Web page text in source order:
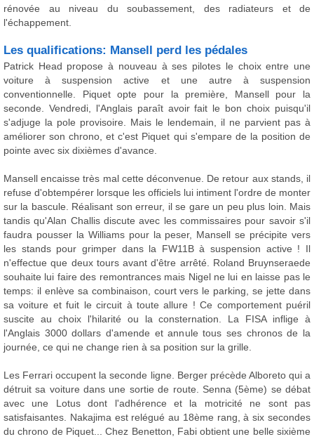
rénovée au niveau du soubassement, des radiateurs et de
l'échappement.
Les qualifications: Mansell perd les pédales
Patrick Head propose à nouveau à ses pilotes le choix entre une
voiture à suspension active et une autre à suspension
conventionnelle. Piquet opte pour la première, Mansell pour la
seconde. Vendredi, l'Anglais paraît avoir fait le bon choix puisqu'il
s'adjuge la pole provisoire. Mais le lendemain, il ne parvient pas à
améliorer son chrono, et c'est Piquet qui s'empare de la position de
pointe avec six dixièmes d'avance.
Mansell encaisse très mal cette déconvenue. De retour aux stands, il
refuse d'obtempérer lorsque les officiels lui intiment l'ordre de monter
sur la bascule. Réalisant son erreur, il se gare un peu plus loin. Mais
tandis qu'Alan Challis discute avec les commissaires pour savoir s'il
faudra pousser la Williams pour la peser, Mansell se précipite vers
les stands pour grimper dans la FW11B à suspension active ! Il
n'effectue que deux tours avant d'être arrêté. Roland Bruynseraede
souhaite lui faire des remontrances mais Nigel ne lui en laisse pas le
temps: il enlève sa combinaison, court vers le parking, se jette dans
sa voiture et fuit le circuit à toute allure ! Ce comportement puéril
suscite au choix l'hilarité ou la consternation. La FISA inflige à
l'Anglais 3000 dollars d'amende et annule tous ses chronos de la
journée, ce qui ne change rien à sa position sur la grille.
Les Ferrari occupent la seconde ligne. Berger précède Alboreto qui a
détruit sa voiture dans une sortie de route. Senna (5ème) se débat
avec une Lotus dont l'adhérence et la motricité ne sont pas
satisfaisantes. Nakajima est relégué au 18ème rang, à six secondes
du chrono de Piquet... Chez Benetton, Fabi obtient une belle sixième